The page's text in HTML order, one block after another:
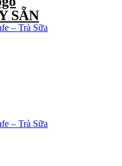
SẴN
– Trà Sữa
– Trà Sữa